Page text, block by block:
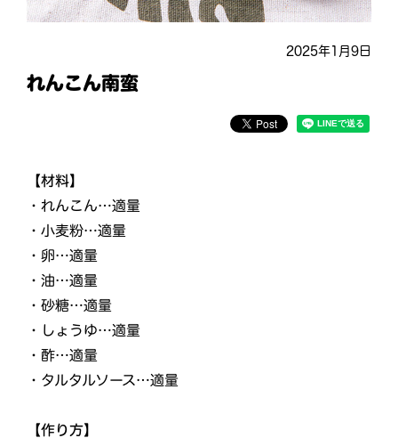
2025年1月9日
れんこん南蛮
【材料】
・れんこん…適量
・小麦粉…適量
・卵…適量
・油…適量
・砂糖…適量
・しょうゆ…適量
・酢…適量
・タルタルソース…適量
【作り方】